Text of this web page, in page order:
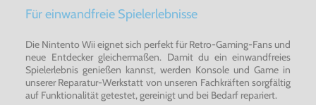
Für einwandfreie Spielerlebnisse
Die Nintento Wii eignet sich perfekt für Retro-Gaming-Fans und
neue Entdecker gleichermaßen. Damit du ein einwandfreies
Spielerlebnis genießen kannst, werden Konsole und Game in
unserer Reparatur-Werkstatt von unseren Fachkräften sorgfältig
auf Funktionalität getestet, gereinigt und bei Bedarf repariert.